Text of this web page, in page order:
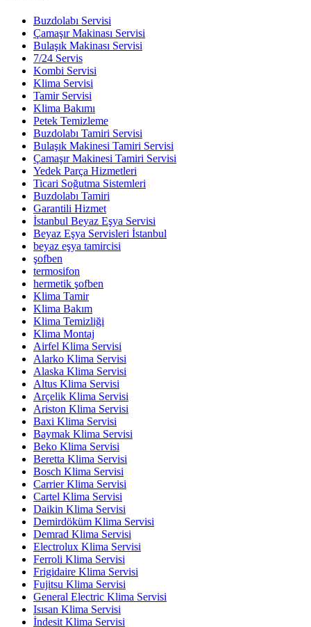
Buzdolabı Servisi
Çamaşır Makinası Servisi
Bulaşık Makinası Servisi
7/24 Servis
Kombi Servisi
Klima Servisi
Tamir Servisi
Klima Bakımı
Petek Temizleme
Buzdolabı Tamiri Servisi
Bulaşık Makinesi Tamiri Servisi
Çamaşır Makinesi Tamiri Servisi
Yedek Parça Hizmetleri
Ticari Soğutma Sistemleri
Buzdolabı Tamiri
Garantili Hizmet
İstanbul Beyaz Eşya Servisi
Beyaz Eşya Servisleri İstanbul
beyaz eşya tamircisi
şofben
termosifon
hermetik şofben
Klima Tamir
Klima Bakım
Klima Temizliği
Klima Montaj
Airfel Klima Servisi
Alarko Klima Servisi
Alaska Klima Servisi
Altus Klima Servisi
Arçelik Klima Servisi
Ariston Klima Servisi
Baxi Klima Servisi
Baymak Klima Servisi
Beko Klima Servisi
Beretta Klima Servisi
Bosch Klima Servisi
Carrier Klima Servisi
Cartel Klima Servisi
Daikin Klima Servisi
Demirdöküm Klima Servisi
Demrad Klima Servisi
Electrolux Klima Servisi
Ferroli Klima Servisi
Frigidaire Klima Servisi
Fujitsu Klima Servisi
General Electric Klima Servisi
Isısan Klima Servisi
İndesit Klima Servisi